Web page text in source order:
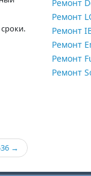
Ремонт
Ремонт
Ремонт
Ремонт
Ремонт
Ремонт